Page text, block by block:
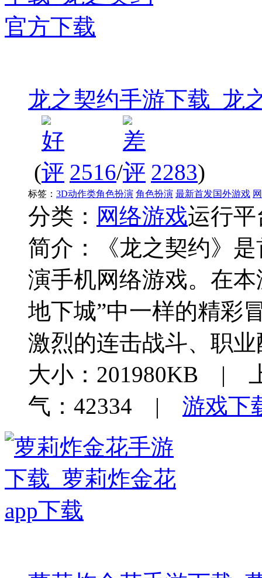
龙之契约手游下载_龙
( 2516/ 2283)
标签： 3D动作类角色扮演 角色扮演 最新首发国外游戏
分类： 网络游戏运行平
简介：
《龙之契约》
演手机网络游戏。在
地下城”中一样的精彩
激烈的连击战斗、职
大小：201980KB |
气：42334 | 游戏下